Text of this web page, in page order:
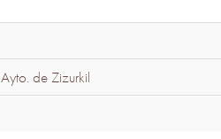
Ayto. de Zizurkil